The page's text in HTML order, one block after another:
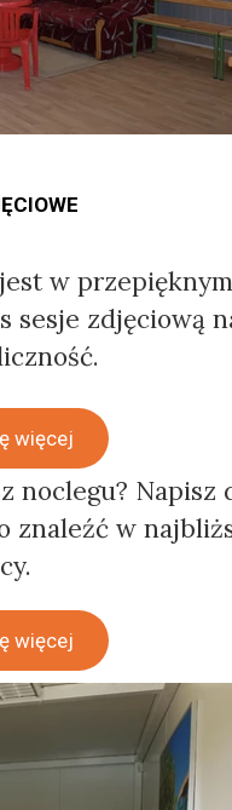
więcej
więcej
w przepięknym
sesje zdjęciową
noclegu? Napisz
znaleźć w